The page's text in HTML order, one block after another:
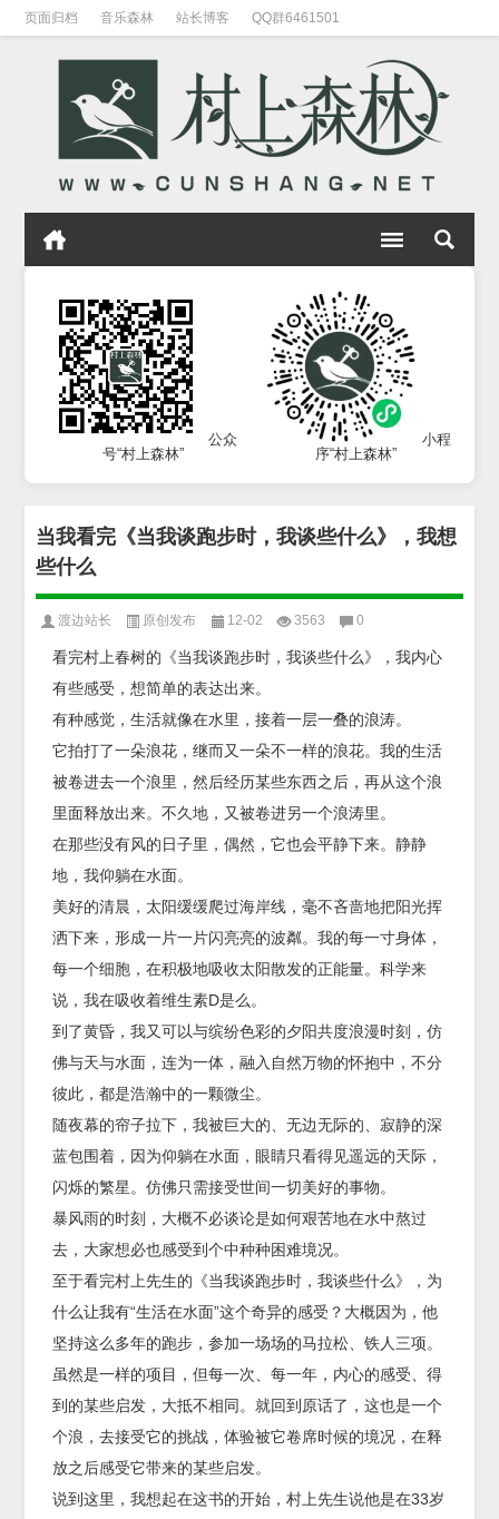
页面归档 音乐森林 站长博客 QQ群6461501
公众
号“村上森林”
小程
序“村上森林”
当我看完《当我谈跑步时，我谈些什么》，我想
些什么
渡边站长 原创发布 12-02 3563 0
看完村上春树的《当我谈跑步时，我谈些什么》，我内心
有些感受，想简单的表达出来。
有种感觉，生活就像在水里，接着一层一叠的浪涛。
它拍打了一朵浪花，继而又一朵不一样的浪花。我的生活
被卷进去一个浪里，然后经历某些东西之后，再从这个浪
里面释放出来。不久地，又被卷进另一个浪涛里。
在那些没有风的日子里，偶然，它也会平静下来。静静
地，我仰躺在水面。
美好的清晨，太阳缓缓爬过海岸线，毫不吝啬地把阳光挥
洒下来，形成一片一片闪亮亮的波粼。我的每一寸身体，
每一个细胞，在积极地吸收太阳散发的正能量。科学来
说，我在吸收着维生素D是么。
到了黄昏，我又可以与缤纷色彩的夕阳共度浪漫时刻，仿
佛与天与水面，连为一体，融入自然万物的怀抱中，不分
彼此，都是浩瀚中的一颗微尘。
随夜幕的帘子拉下，我被巨大的、无边无际的、寂静的深
蓝包围着，因为仰躺在水面，眼睛只看得见遥远的天际，
闪烁的繁星。仿佛只需接受世间一切美好的事物。
暴风雨的时刻，大概不必谈论是如何艰苦地在水中熬过
去，大家想必也感受到个中种种困难境况。
至于看完村上先生的《当我谈跑步时，我谈些什么》，为
什么让我有“生活在水面”这个奇异的感受？大概因为，他
坚持这么多年的跑步，参加一场场的马拉松、铁人三项。
虽然是一样的项目，但每一次、每一年，内心的感受、得
到的某些启发，大抵不相同。就回到原话了，这也是一个
个浪，去接受它的挑战，体验被它卷席时候的境况，在释
放之后感受它带来的某些启发。
说到这里，我想起在这书的开始，村上先生说他是在33岁